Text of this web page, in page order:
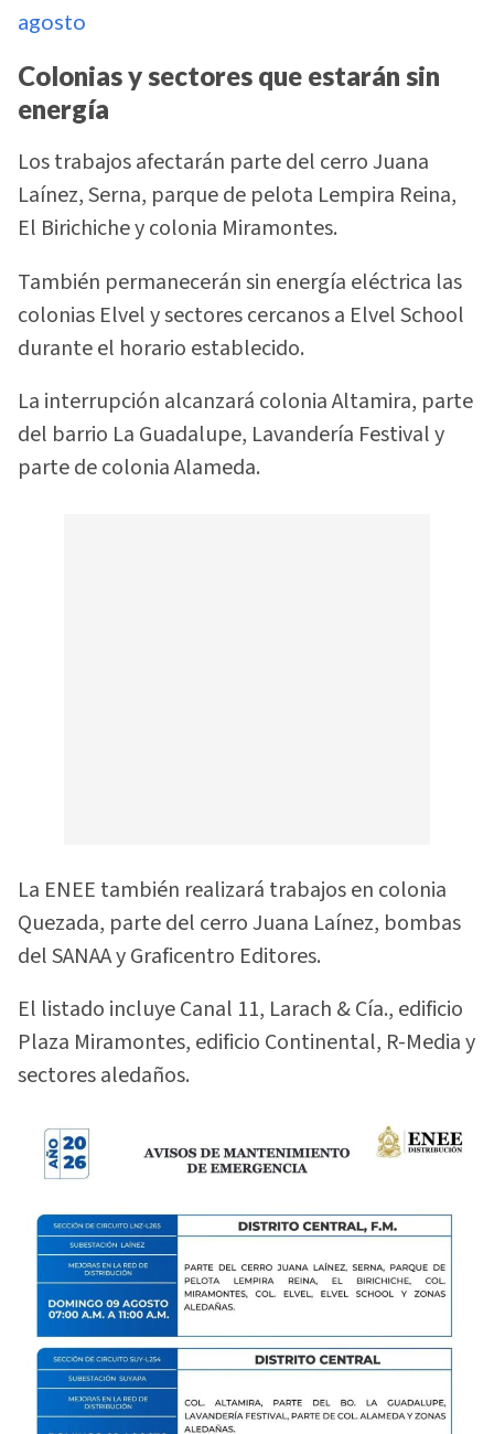
agosto
Colonias y sectores que estarán sin
energía
Los trabajos afectarán parte del cerro Juana
Laínez, Serna, parque de pelota Lempira Reina,
El Birichiche y colonia Miramontes.
También permanecerán sin energía eléctrica las
colonias Elvel y sectores cercanos a Elvel School
durante el horario establecido.
La interrupción alcanzará colonia Altamira, parte
del barrio La Guadalupe, Lavandería Festival y
parte de colonia Alameda.
La ENEE también realizará trabajos en colonia
Quezada, parte del cerro Juana Laínez, bombas
del SANAA y Graficentro Editores.
El listado incluye Canal 11, Larach & Cía., edificio
Plaza Miramontes, edificio Continental, R-Media y
sectores aledaños.